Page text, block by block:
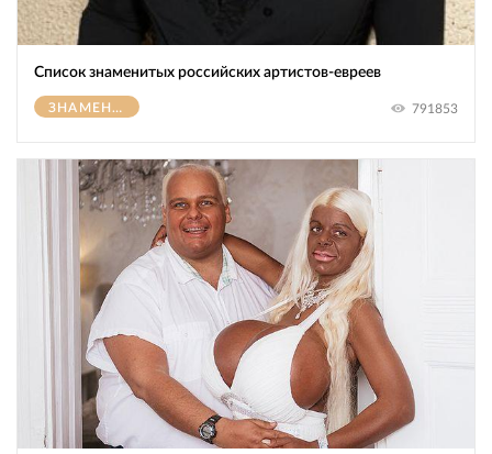
Список знаменитых российских артистов-евреев
ЗНАМЕНИТОСТИ 791853